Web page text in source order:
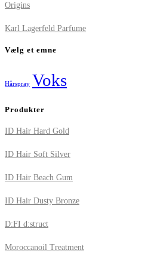
Origins
Karl Lagerfeld Parfume
Vælg et emne
Hårspray Voks
Produkter
ID Hair Hard Gold
ID Hair Soft Silver
ID Hair Beach Gum
ID Hair Dusty Bronze
D:FI d:struct
Moroccanoil Treatment